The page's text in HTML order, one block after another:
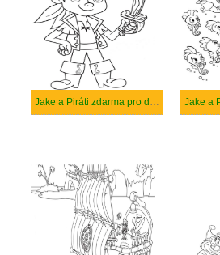
Jake a Piráti zdarma pro děti